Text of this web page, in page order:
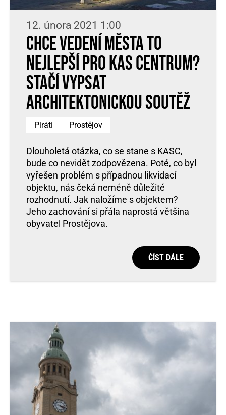
12. února 2021 1:00
Chce vedení města to
nejlepší pro KaS centrum?
Stačí vypsat
architektonickou soutěž
Piráti Prostějov
Dlouholetá otázka, co se stane s KASC,
bude co nevidět zodpovězena. Poté, co byl
vyřešen problém s případnou likvidací
objektu, nás čeká neméně důležité
rozhodnutí. Jak naložíme s objektem?
Jeho zachování si přála naprostá většina
obyvatel Prostějova.
ČÍST DÁLE